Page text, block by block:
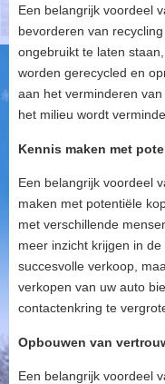
Een belangrijk voordeel
bevorderen van
ongebruikt te laten
worden gerecycled en
aan het verminderen
het milieu wordt
Kennis maken met
Een belangrijk voordeel
maken met potentiële
met verschillende
meer inzicht krijgen in
succesvolle verkoop,
verkopen van uw auto
contactenkring te
Opbouwen van
Een belangrijk voordeel